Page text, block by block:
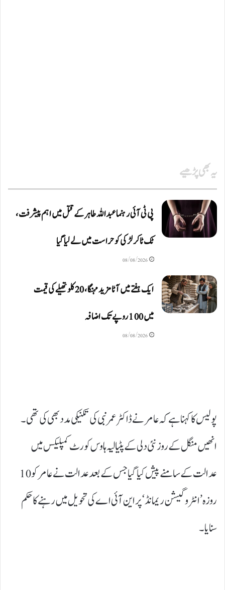
یہ بھی پڑھیے
پی ٹی آئی رہنما عبداللہ طاہر کے قتل میں اہم پیشرفت،
ٹک ٹاکر لڑکی کو حراست میں لے لیا گیا
08/08/2026
ایک ہفتے میں آٹا مزید مہنگا، 20 کلو تھیلے کی قیمت
میں 100 روپے تک اضافہ
08/08/2026
پولیس کا کہنا ہے کہ عامر نے ڈاکٹر عمر نبی کی تکنیکی مدد بھی کی تھی۔
انھیں منگل کے روز نئی دلی کے پٹیالیہ ہاوس کورٹ کمپلیکس میں
عدالت کے سامنے پیش کیا گیا جس کے بعد عدالت نے عامر کو 10
روزہ ’انٹروگیشن ریمانڈ‘ پر این آئی اے کی تحویل میں رہنے کا حکم
سنایا۔